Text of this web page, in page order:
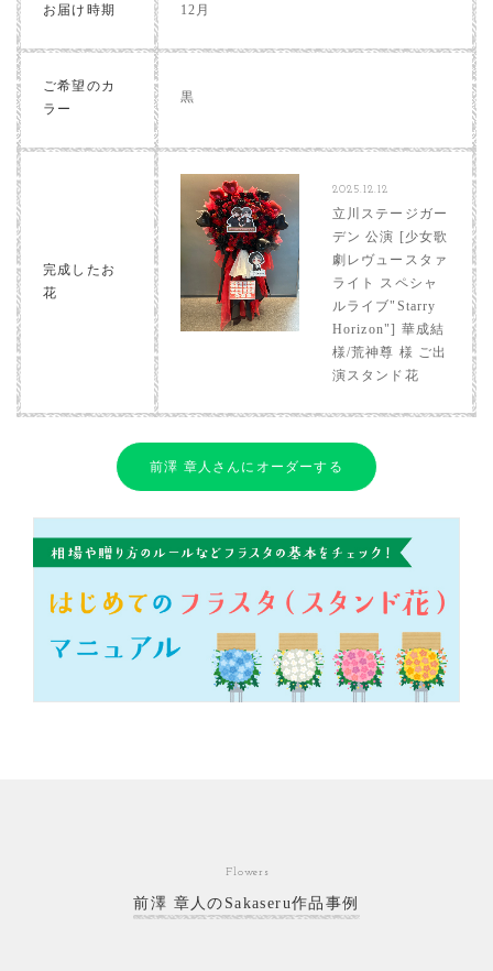
お届け時期 12月
ご希望のカ
ラー
黒
完成したお
花
2025.12.12
立川ステージガー
デン 公演 [少女歌
劇レヴュースタァ
ライト スペシャ
ルライブ"Starry
Horizon"] 華成結
様/荒神尊 様 ご出
演スタンド花
前澤 章人さんにオーダーする
Flowers
前澤 章人のSakaseru作品事例